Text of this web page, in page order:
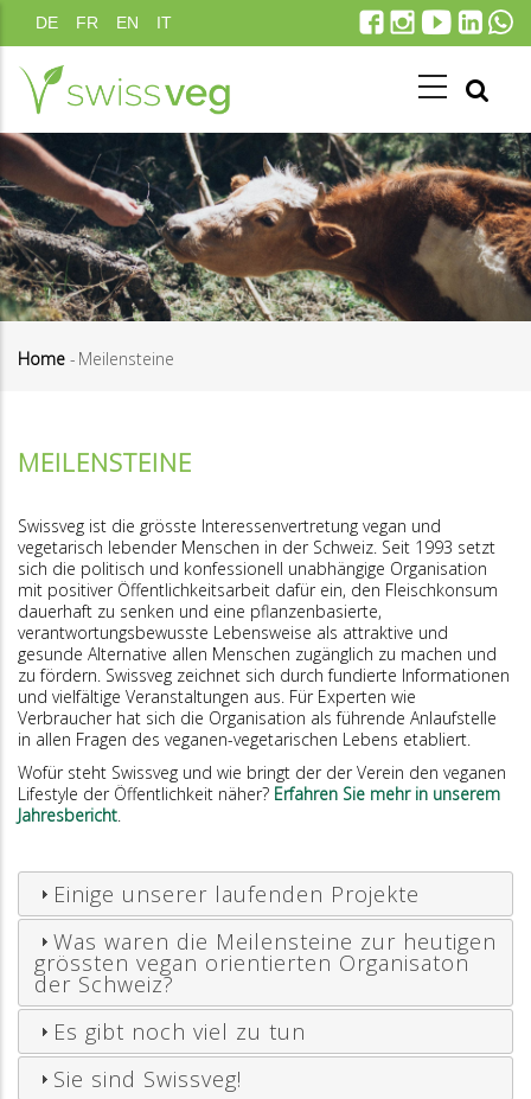
Direkt
zum
Inhalt
DE FR EN IT
Home - Meilensteine
MEILENSTEINE
Swissveg ist die grösste Interessenvertretung vegan und
vegetarisch lebender Menschen in der Schweiz. Seit 1993 setzt
sich die politisch und konfessionell unabhängige Organisation
mit positiver Öffentlichkeitsarbeit dafür ein, den Fleischkonsum
dauerhaft zu senken und eine pflanzenbasierte,
verantwortungsbewusste Lebensweise als attraktive und
gesunde Alternative allen Menschen zugänglich zu machen und
zu fördern. Swissveg zeichnet sich durch fundierte Informationen
und vielfältige Veranstaltungen aus. Für Experten wie
Verbraucher hat sich die Organisation als führende Anlaufstelle
in allen Fragen des veganen-vegetarischen Lebens etabliert.
Wofür steht Swissveg und wie bringt der der Verein den veganen
Lifestyle der Öffentlichkeit näher? Erfahren Sie mehr in unserem
Jahresbericht
Einige unserer laufenden Projekte
Was waren die Meilensteine zur heutigen
grössten vegan orientierten Organisaton
der Schweiz?
Es gibt noch viel zu tun
Sie sind Swissveg!